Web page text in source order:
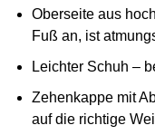
Oberseite aus
Fuß an, ist
Leichter Schuh –
Zehenkappe mit
auf die richtige